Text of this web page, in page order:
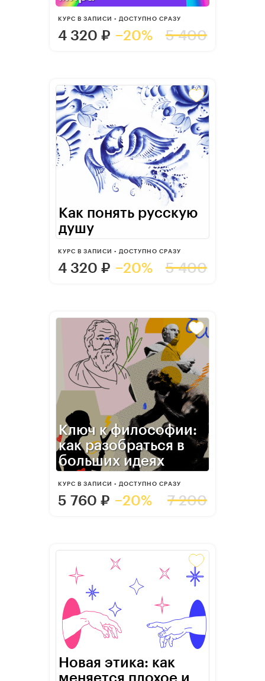
КУРС В ЗАПИСИ • ДОСТУПНО СРАЗУ
4 320 ₽ −20% 5 400
Как понять русскую
душу
КУРС В ЗАПИСИ • ДОСТУПНО СРАЗУ
4 320 ₽ −20% 5 400
Ключ к философии:
как разобраться в
больших идеях
КУРС В ЗАПИСИ • ДОСТУПНО СРАЗУ
5 760 ₽ −20% 7 200
Новая этика: как
меняется плохое и